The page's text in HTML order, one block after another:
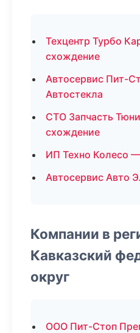
Техцентр Турбо
схождение
Автосервис Пит-
Автостекла
СТО Запчасть
схождение
ИП Техно Колесо
Автосервис Авто
Компании в
Кавказский
округ
ООО Пит-Стоп